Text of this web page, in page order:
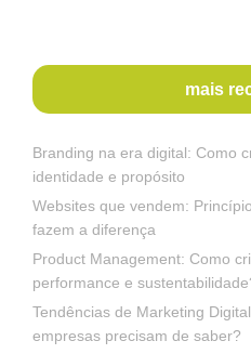
mais
Branding na era digital: Como
identidade e propósito
Websites que vendem:
fazem a diferença
Product Management: Como
performance e
Tendências de Marketing
empresas precisam de saber?